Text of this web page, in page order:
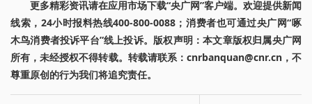
更多精彩资讯请在应用市场下载“央广网”客户端。欢迎提供新闻
线索，24小时报料热线400-800-0088；消费者也可通过央广网“啄
木鸟消费者投诉平台”线上投诉。版权声明：本文章版权归属央广网
所有，未经授权不得转载。转载请联系：cnrbanquan@cnr.cn，不
尊重原创的行为我们将追究责任。